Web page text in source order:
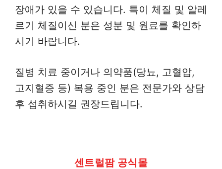
장애가 있을 수 있습니다. 특이 체질 및 알레
르기 체질이신 분은 성분 및 원료를 확인하
시기 바랍니다.
질병 치료 중이거나 의약품(당뇨, 고혈압,
고지혈증 등) 복용 중인 분은 전문가와 상담
후 섭취하시길 권장드립니다.
센트럴팜 공식몰